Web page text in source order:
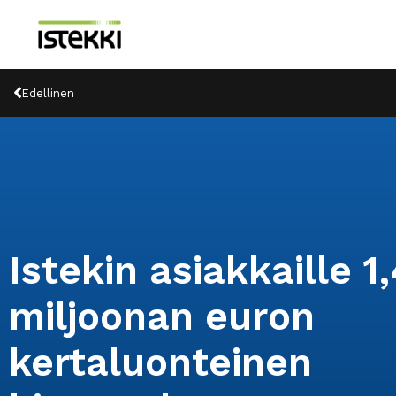
sisältöön
Prev
Edellinen
Istekin asiakkaille
miljoonan euron
kertaluonteinen